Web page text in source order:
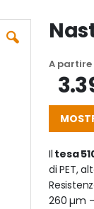
A
Il tesa
di PET,
260 µm